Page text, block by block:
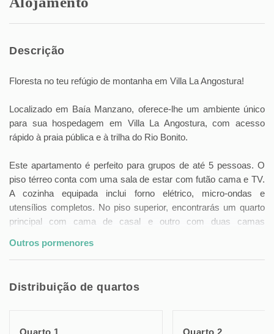
Descrição
Floresta no teu refúgio de montanha em Villa La Angostura!
Localizado em Baía Manzano, oferece-lhe um ambiente único
para sua hospedagem em Villa La Angostura, com acesso
rápido à praia pública e à trilha do Rio Bonito.
Este apartamento é perfeito para grupos de até 5 pessoas. O
piso térreo conta com uma sala de estar com futão cama e TV.
A cozinha equipada inclui forno elétrico, micro-ondas e
utensílios completos. No piso superior, encontrarás um quarto
principal com cama de casal e outro com duas camas
secador de cabelo.
experiência confortável neste apart hotel em Villa La Angostura.
Outros pormenores
Distribuição de quartos
Quarto 1
Quarto 2